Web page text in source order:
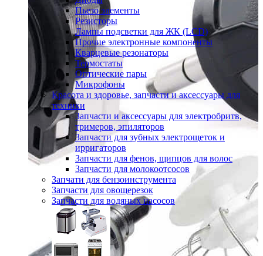
Пьезо элементы
Резисторы
Лампы подсветки для ЖК (LCD)
Прочие электронные компоненты
Кварцевые резонаторы
Термостаты
Оптические пары
Микрофоны
Красота и здоровье, запчасти и аксессуары для
техники
Запчасти и аксессуары для электробритв,
тримеров, эпиляторов
Запчасти для зубных электрощеток и
ирригаторов
Запчасти для фенов, щипцов для волос
Запчасти для молокоотсосов
Запчати для бензоинструмента
Запчасти для овощерезок
Запчасти для водяных насосов